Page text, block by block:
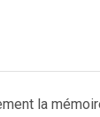
la